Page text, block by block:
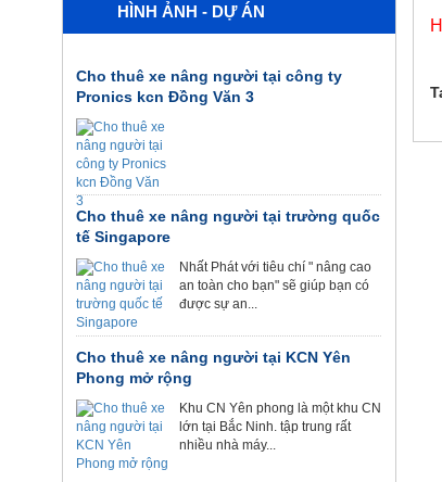
HÌNH ẢNH - DỰ ÁN
Cho thuê xe nâng người tại công ty
Pronics kcn Đồng Văn 3
Cho thuê xe nâng người tại trường quốc
tế Singapore
Nhất Phát với tiêu chí " nâng cao
an toàn cho bạn" sẽ giúp bạn có
được sự an...
Cho thuê xe nâng người tại KCN Yên
Phong mở rộng
Khu CN Yên phong là một khu CN
lớn tại Bắc Ninh. tập trung rất
nhiều nhà máy...